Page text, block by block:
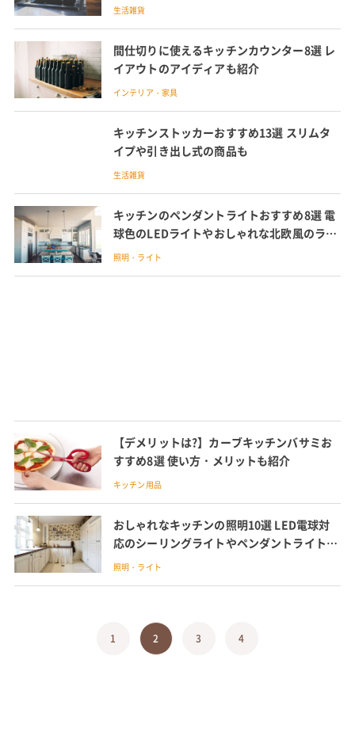
生活雑貨
間仕切りに使えるキッチンカウンター8選 レ
イアウトのアイディアも紹介
インテリア・家具
キッチンストッカーおすすめ13選 スリムタ
イプや引き出し式の商品も
生活雑貨
キッチンのペンダントライトおすすめ8選 電
球色のLEDライトやおしゃれな北欧風のライ
トも紹介
照明・ライト
【デメリットは?】カーブキッチンバサミお
すすめ8選 使い方・メリットも紹介
キッチン用品
おしゃれなキッチンの照明10選 LED電球対
応のシーリングライトやペンダントライトを
紹介
照明・ライト
1 2 3 4